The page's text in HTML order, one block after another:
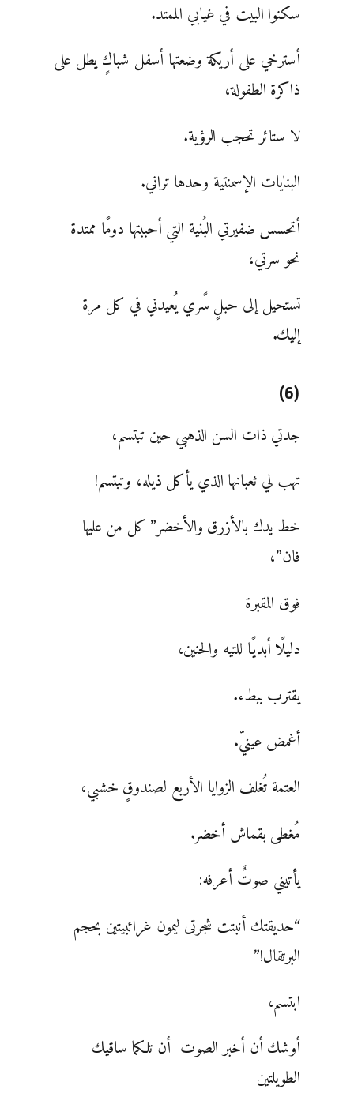
سكنوا البيت في غيابي الممتد.
أسترخي على أريكة وضعتها أسفل شباكٍ يطل على
ذاكرة الطفولة،
لا ستائر تحجب الرؤية.
البنايات الإسمنتية وحدها تراني.
أتحسس ضفيرتي البُنية التي أحببتها دومًا ممتدة
نحو سرتي،
تستحيل إلى حبلٍ سًري يُعيدني في كل مرة
إليك.
(6)
جدتي ذات السن الذهبي حين تبتسم،
تهب لي ثعبانها الذي يأكل ذيله، وتبتسم!
خط يدك بالأزرق والأخضر” كل من عليها
فان”،
فوق المقبرة
دليلًا أبديًا للتيه والحنين،
يقترب ببطء.
أغمض عينيّ.
العتمة تُغلف الزوايا الأربع لصندوقٍ خشبي،
مُغطى بقماش أخضر.
يأتيني صوتٌ أعرفه:
“حديقتك أنبتت شجرتى ليمون غرائبيتين بحجم
البرتقال!”
ابتسم،
أوشك أن أخبر الصوت أن تلكما ساقيك
الطويلتين